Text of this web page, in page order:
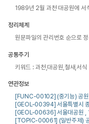
1989년 2월 과천 대공원에 서
정리체계
원문파일의 관리번호 순으로
공통주기
키워드 : 과천,대공원,철새,서식
연관정보
[FUNC-00102] (중기능) 공
[GEOL-00394] 서울특별시
[GEOL-00636] 서울대공원 ,
[TOPIC-00061] (일반주제)